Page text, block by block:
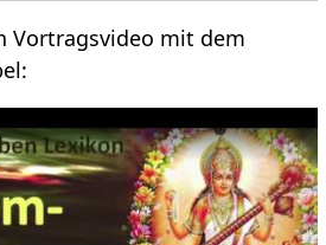
Vortragsvideo mit dem
Thema Komfortabel‏‎: